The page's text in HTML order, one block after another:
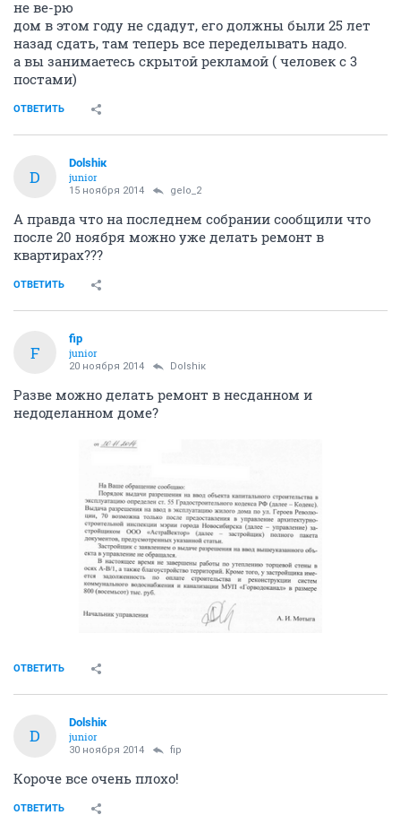
не ве-рю
дом в этом году не сдадут, его должны были 25 лет
назад сдать, там теперь все переделывать надо.
а вы занимаетесь скрытой рекламой ( человек с 3
постами)
ОТВЕТИТЬ
D
Dolshiк
junior
15 ноября 2014 gelo_2
А правда что на последнем собрании сообщили что
после 20 ноября можно уже делать ремонт в
квартирах???
ОТВЕТИТЬ
F
fip
junior
20 ноября 2014 Dolshiк
Разве можно делать ремонт в несданном и
недоделанном доме?
ОТВЕТИТЬ
D
Dolshiк
junior
30 ноября 2014 fip
Короче все очень плохо!
ОТВЕТИТЬ